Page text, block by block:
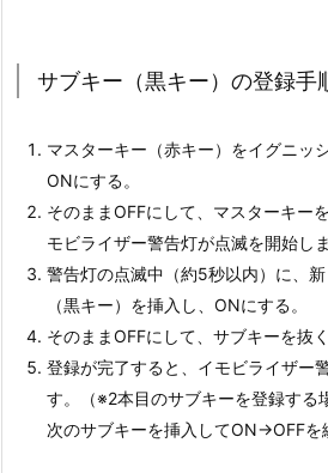
イ
ビ
ラ
イ
ザ
ー
シ
ス
テ
ム
（Y.
サブキー（黒キー）の登録手
マスターキー（赤キー）をイグニッ
ONにする。
そのままOFFにして、マスターキー
モビライザー警告灯が点滅を開始しま
警告灯の点滅中（約5秒以内）に、
（黒キー）を挿入し、ONにする。
そのままOFFにして、サブキーを抜く
登録が完了すると、イモビライザー
す。（※2本目のサブキーを登録する
次のサブキーを挿入してON→OFFを